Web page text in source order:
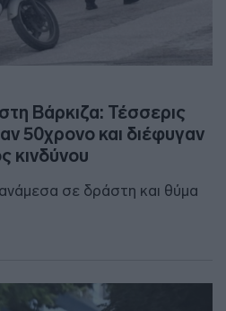
Βάρκιζα: Τέσσερις
50χρονο και διέφυγαν
κινδύνου
σε δράστη και θύμα